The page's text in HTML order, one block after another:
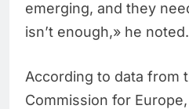
emerging, and they
isn’t enough,» he noted.
According to data from
Commission for